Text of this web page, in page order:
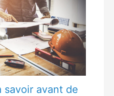
savoir avant de